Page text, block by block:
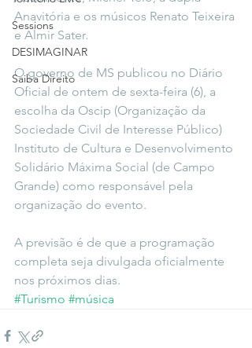
Sessions
DESIMAGINAR
Saiba Direito
Anavitória e os músicos Renato Teixeira
e Almir Sater.
O governo de MS publicou no Diário
Oficial de ontem de sexta-feira (6), a
escolha da Oscip (Organização da
Sociedade Civil de Interesse Público)
Instituto de Cultura e Desenvolvimento
Solidário Máxima Social (de Campo
Grande) como responsável pela
organização do evento.
A previsão é de que a programação
completa seja divulgada oficialmente
nos próximos dias.
#Turismo #música